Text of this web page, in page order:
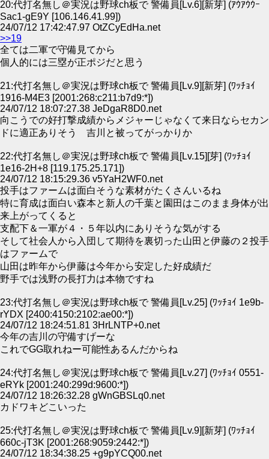
20:代打名無し＠実況は野球ch板で 警備員[Lv.6][新芽] (ｱｳｱｳｳｰ
Sac1-gE9Y [106.146.41.99])
24/07/12 17:42:47.97 OtZCyEdHa.net
>>19
全ては二軍で守備見てから
個人的には三塁が正ポジだと思う
21:代打名無し＠実況は野球ch板で 警備員[Lv.9][新芽] (ﾜｯﾁｮｲ
1916-M4E3 [2001:268:c211:b7d9:*])
24/07/12 18:07:27.38 JeDgaR8D0.net
向こうでの好打撃成績からメジャーじゃなくて来日ならセカン
ドに適正ありそう 吉川と被ってがっかりか
22:代打名無し＠実況は野球ch板で 警備員[Lv.15][芽] (ﾜｯﾁｮｲ
1e16-2H+8 [119.175.25.171])
24/07/12 18:15:29.36 v5YaH2WF0.net
投手はファームは面白そうな素材がたくさんいるね
特に育成は面白い森本と新人の千葉と園田はこのまま身体が出
来上がってくると
支配下＆一軍が４・５年以内にありそうな気がする
そして社会人から入団して期待を裏切った山田と伊藤の２投手
はファームで
山田は昨年から伊藤は今年から安定した好成績だ
野手では浅野の長打力は本物ですね
23:代打名無し＠実況は野球ch板で 警備員[Lv.25] (ﾜｯﾁｮｲ 1e9b-
rYDX [2400:4150:2102:ae00:*])
24/07/12 18:24:51.81 3HrLNTP+0.net
今年の吉川の守備すげーな
これでGG取れねー可能性あるんだからね
24:代打名無し＠実況は野球ch板で 警備員[Lv.27] (ﾜｯﾁｮｲ 0551-
eRYk [2001:240:299d:9600:*])
24/07/12 18:26:32.28 gWnGBSLq0.net
カドワキどこいった
25:代打名無し＠実況は野球ch板で 警備員[Lv.9][新芽] (ﾜｯﾁｮｲ
660c-jT3K [2001:268:9059:2442:*])
24/07/12 18:34:38.25 +g9pYCQ00.net